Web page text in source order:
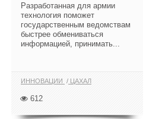
Разработанная для армии
технология поможет
государственным ведомствам
быстрее обмениваться
информацией, принимать...
ИННОВАЦИИ ЦАХАЛ
612